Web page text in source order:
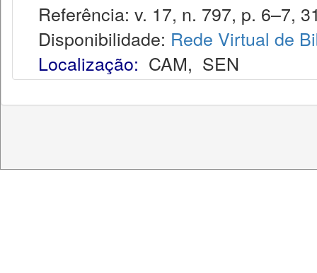
Referência: v. 17, n. 797, p. 6–7,
Disponibilidade: Rede Virtual de
Localização: CAM, SEN